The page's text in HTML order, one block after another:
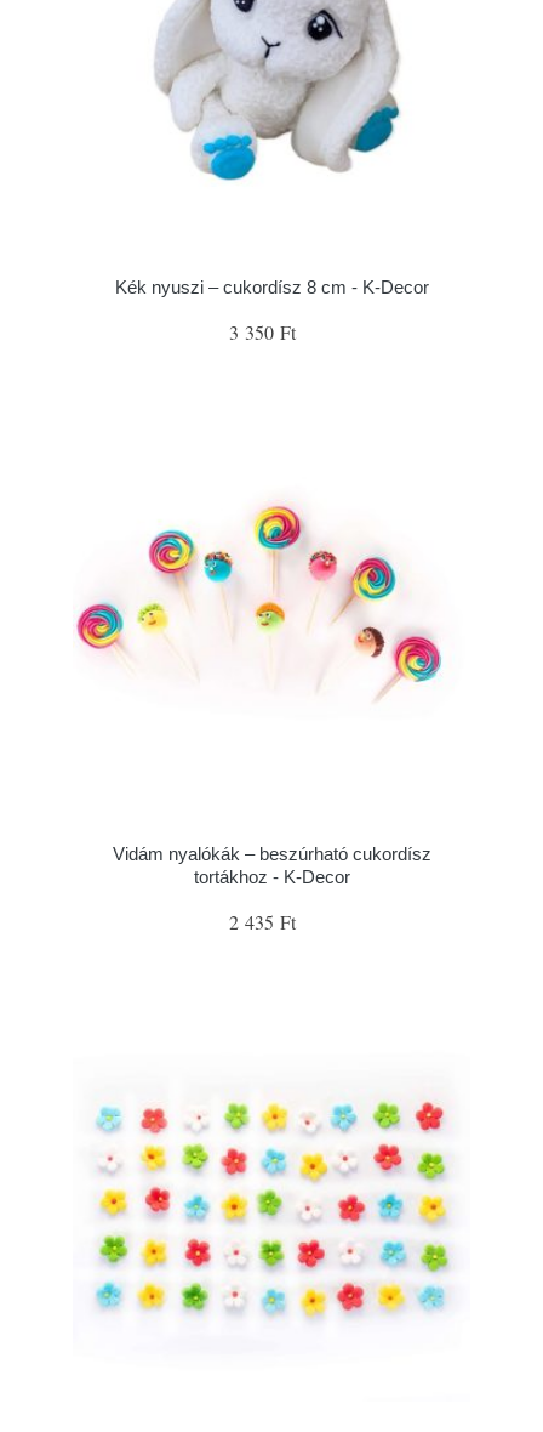
Kék nyuszi – cukordísz 8 cm - K-Decor
3 350 Ft
Vidám nyalókák – beszúrható cukordísz
tortákhoz - K-Decor
2 435 Ft